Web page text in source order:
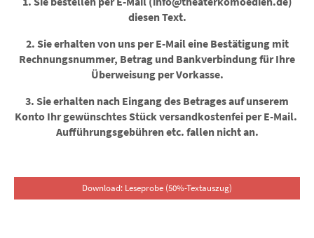
diesen Text.
2. Sie erhalten von uns per E-Mail eine Bestätigung mit
Rechnungsnummer, Betrag und Bankverbindung für Ihre
Überweisung per Vorkasse.
3. Sie erhalten nach Eingang des Betrages auf unserem
Konto Ihr gewünschtes Stück versandkostenfei per E-Mail.
Aufführungsgebühren etc. fallen nicht an.
Download: Leseprobe (50%-Textauszug)